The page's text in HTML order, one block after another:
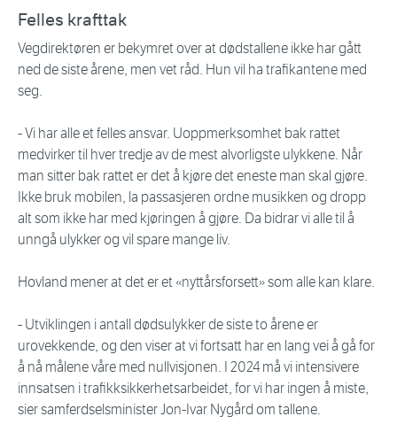
Felles krafttak
Vegdirektøren er bekymret over at dødstallene ikke har gått
ned de siste årene, men vet råd. Hun vil ha trafikantene med
seg.
- Vi har alle et felles ansvar. Uoppmerksomhet bak rattet
medvirker til hver tredje av de mest alvorligste ulykkene. Når
man sitter bak rattet er det å kjøre det eneste man skal gjøre.
Ikke bruk mobilen, la passasjeren ordne musikken og dropp
alt som ikke har med kjøringen å gjøre. Da bidrar vi alle til å
unngå ulykker og vil spare mange liv.
Hovland mener at det er et «nyttårsforsett» som alle kan klare.
- Utviklingen i antall dødsulykker de siste to årene er
urovekkende, og den viser at vi fortsatt har en lang vei å gå for
å nå målene våre med nullvisjonen. I 2024 må vi intensivere
innsatsen i trafikksikkerhetsarbeidet, for vi har ingen å miste,
sier samferdselsminister Jon-Ivar Nygård om tallene.